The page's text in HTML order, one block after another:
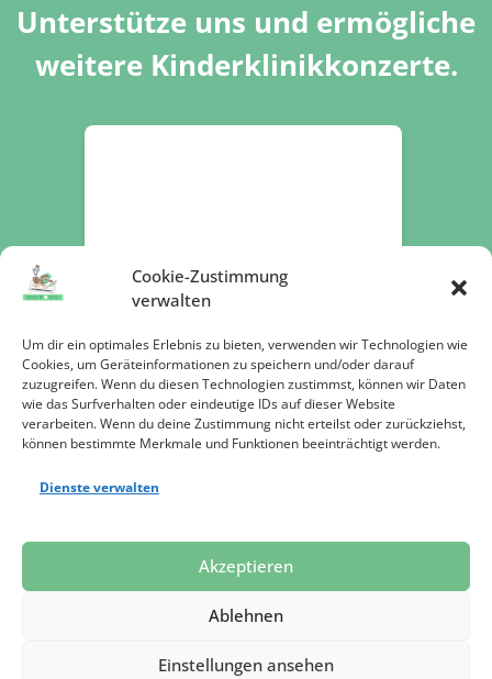
Cookie-Zustimmung
verwalten
Um dir ein optimales Erlebnis zu bieten, verwenden wir Technologien wie
Cookies, um Geräteinformationen zu speichern und/oder darauf
zuzugreifen. Wenn du diesen Technologien zustimmst, können wir Daten
wie das Surfverhalten oder eindeutige IDs auf dieser Website
verarbeiten. Wenn du deine Zustimmung nicht erteilst oder zurückziehst,
können bestimmte Merkmale und Funktionen beeinträchtigt werden.
Dienste verwalten
Akzeptieren
Ablehnen
Einstellungen ansehen
Unterstütze uns und ermögliche
weitere Kinderklinikkonzerte.
Jetzt spenden